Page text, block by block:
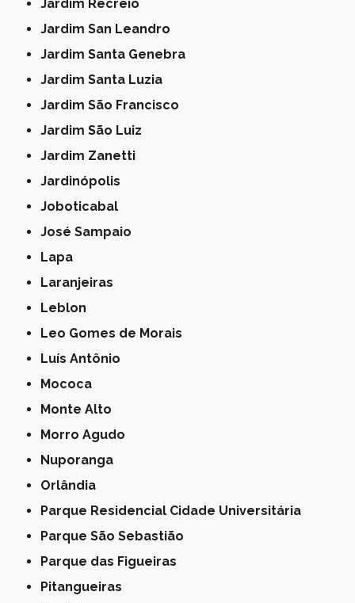
Jardim Recreio
Jardim San Leandro
Jardim Santa Genebra
Jardim Santa Luzia
Jardim São Francisco
Jardim São Luiz
Jardim Zanetti
Jardinópolis
Joboticabal
José Sampaio
Lapa
Laranjeiras
Leblon
Leo Gomes de Morais
Luís Antônio
Mococa
Monte Alto
Morro Agudo
Nuporanga
Orlândia
Parque Residencial Cidade Universitária
Parque São Sebastião
Parque das Figueiras
Pitangueiras